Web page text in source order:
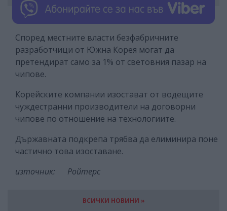
Според местните власти безфабричните
разработчици от Южна Корея могат да
претендират само за 1% от световния пазар на
чипове.
Корейските компании изостават от водещите
чуждестранни производители на договорни
чипове по отношение на технологиите.
Държавната подкрепа трябва да елиминира поне
частично това изоставане.
източник: Ройтерс
ВСИЧКИ НОВИНИ »